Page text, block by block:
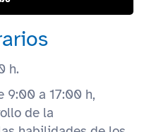
h.
9:00 a 17:00 h,
de la